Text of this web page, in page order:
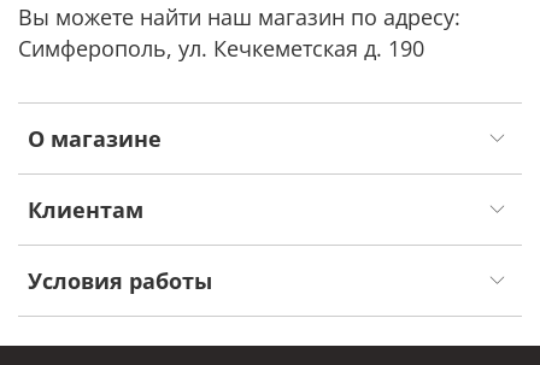
О магазине
Клиентам
Условия работы
Вы можете найти наш магазин по адресу:
Симферополь, ул. Кечкеметская д. 190